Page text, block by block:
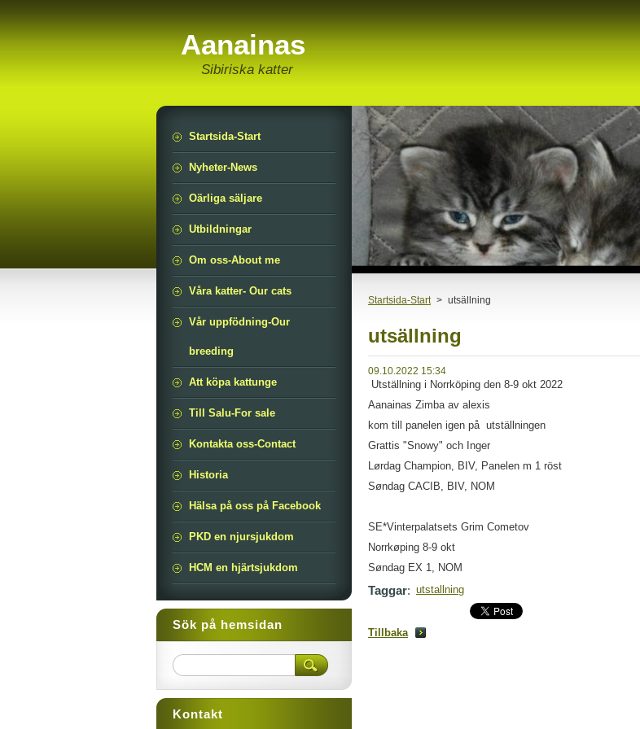
Aanainas
Sibiriska katter
Startsida-Start > utsällning
utsällning
09.10.2022 15:34
Utställning i Norrköping den 8-9 okt 2022
Aanainas Zimba av alexis
kom till panelen igen på utställningen
Grattis "Snowy" och Inger
Lørdag Champion, BIV, Panelen m 1 röst
Søndag CACIB, BIV, NOM
SE*Vinterpalatsets Grim Cometov
Norrkøping 8-9 okt
Søndag EX 1, NOM
Taggar: utstallning
Tillbaka
Startsida-Start
Nyheter-News
Oärliga säljare
Utbildningar
Om oss-About me
Våra katter- Our cats
Vår uppfödning-Our
breeding
Att köpa kattunge
Till Salu-For sale
Kontakta oss-Contact
Historia
Hälsa på oss på Facebook
PKD en njursjukdom
HCM en hjärtsjukdom
Sök på hemsidan
Kontakt